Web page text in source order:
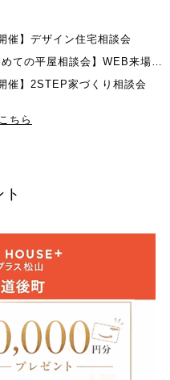
催】デザイン住宅相談会
平屋相談会】WEB来場予約キャンペーン
催】2STEP家づくり相談会
こちら
ト